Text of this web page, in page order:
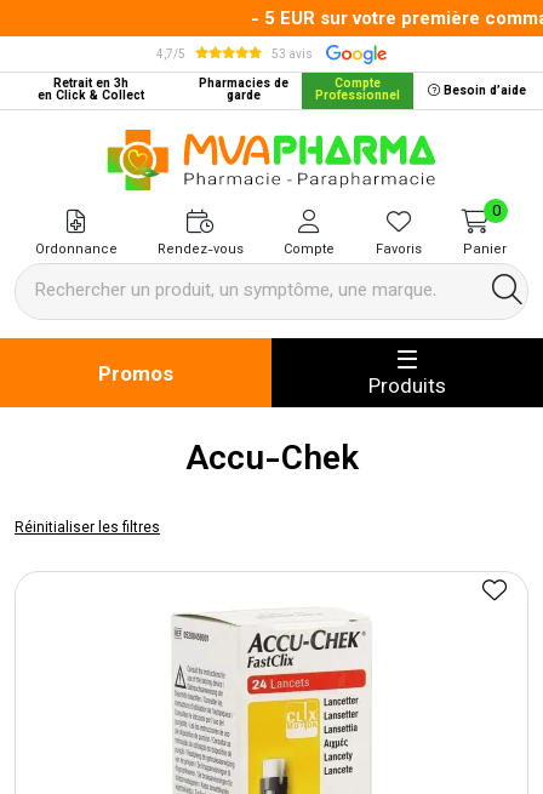
- 5 EUR sur votre première
4,7/5
53 avis
Retrait en 3h
en Click & Collect
Pharmacies de
garde
Compte
Professionnel Besoin d’aide
MVA Pharma Votre pharmacie
Ordonnance Rendez-vous Compte Favoris Panier
0
Promos Produits
Accu-Chek
Réinitialiser les filtres